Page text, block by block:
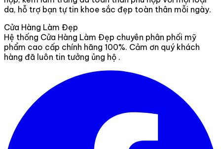
da, hỗ trợ bạn tự tin khoe sắc đẹp toàn thân mỗi ngày.
Cửa Hàng Làm Đẹp
Hệ thống Cửa Hàng Làm Đẹp chuyên phân phối mỹ
phẩm cao cấp chính hãng 100%. Cảm ơn quý khách
hàng đã luôn tin tưởng ủng hộ .